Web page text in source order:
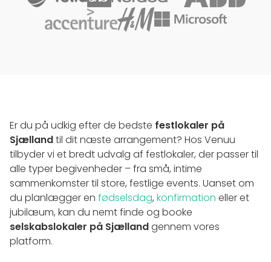
Er du på udkig efter de bedste festlokaler på
Sjællandtil dit næste arrangement? Hos Venuu
tilbyder vi et bredt udvalg af festlokaler, der passer til
alle typer begivenheder – fra små, intime
sammenkomster til store, festlige events. Uanset om
du planlægger en fødselsdag, konfirmation eller et
jubilæum, kan du nemt finde og booke
selskabslokaler på Sjællandgennem vores
platform.